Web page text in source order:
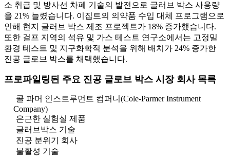
소 취급 및 방사선 차폐 기술의 발전으로 글러브 박스 사용량
을 21% 늘렸습니다. 이집트의 의약품 수입 대체 프로그램으로
인해 현지 글러브 박스 제조 프로젝트가 18% 증가했습니다.
또한 걸프 지역의 석유 및 가스 테스트 연구소에서는 고정밀
환경 테스트 및 지구화학적 분석을 위해 배치가 24% 증가한
진공 글로브 박스를 채택했습니다.
프로파일링된 주요 진공 글로브 박스 시장 회사 목록
콜 파머 인스트루먼트 컴퍼니(Cole-Parmer Instrument
Company)
은근한 실험실 제품
글러브박스 기술
진공 분위기 회사
불활성 기술